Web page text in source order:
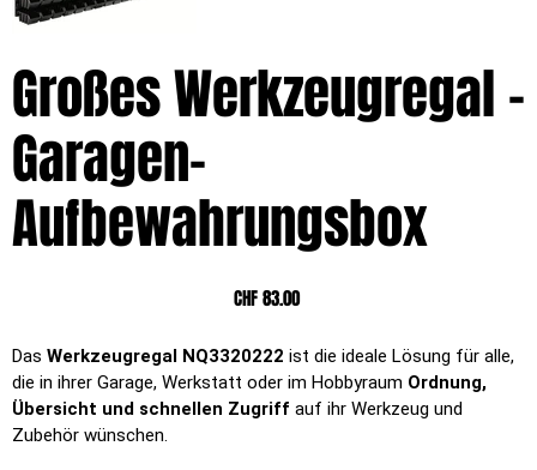
Großes Werkzeugregal –
Garagen-
Aufbewahrungsbox
Preis
CHF 83.00
Das Werkzeugregal NQ3320222 ist die ideale Lösung für alle,
die in ihrer Garage, Werkstatt oder im Hobbyraum Ordnung,
Übersicht und schnellen Zugriff auf ihr Werkzeug und
Zubehör wünschen.